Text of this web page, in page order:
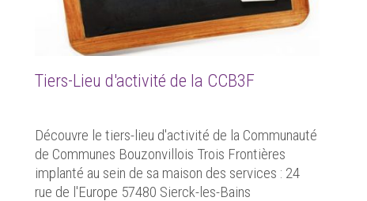
Tiers-Lieu d'activité de la CCB3F
Découvre le tiers-lieu d'activité de la Communauté
de Communes Bouzonvillois Trois Frontières
implanté au sein de sa maison des services : 24
rue de l'Europe 57480 Sierck-les-Bains